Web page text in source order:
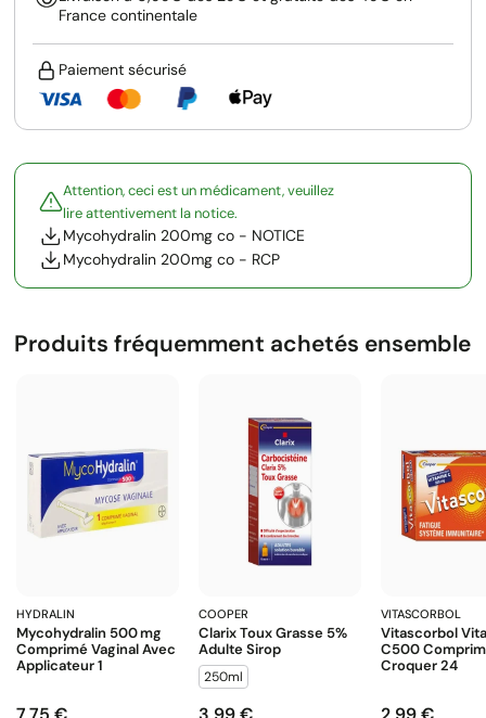
France continentale
Paiement sécurisé
Attention, ceci est un médicament, veuillez
lire attentivement la notice.
Mycohydralin 200mg co - NOTICE
Mycohydralin 200mg co - RCP
Produits fréquemment achetés ensemble
HYDRALIN
Mycohydralin 500 Mg
Comprimé Vaginal Avec
Applicateur 1
COOPER
Clarix Toux Grasse 5%
Adulte Sirop
250ml
VITASCORBOL
Vitascorbol
C500
Croquer 24